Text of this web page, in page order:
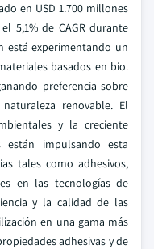
en USD 1.700 millones
5,1% de CAGR durante
está experimentando un
basados en bio.
preferencia sobre
renovable. El
y la creciente
están impulsando esta
tales como adhesivos,
en las tecnologías de
y la calidad de las
en una gama más
adhesivas y de